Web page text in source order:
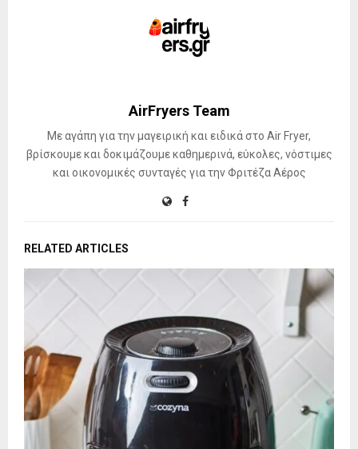
AirFryers Team
Με αγάπη για την μαγειρική και ειδικά στο Air Fryer,
βρίσκουμε και δοκιμάζουμε καθημερινά, εύκολες, νόστιμες
και οικονομικές συνταγές για την Φριτέζα Αέρος
RELATED ARTICLES